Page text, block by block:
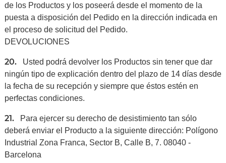
de los Productos y los poseerá desde el momento de la
puesta a disposición del Pedido en la dirección indicada en
el proceso de solicitud del Pedido.
DEVOLUCIONES
20.
Usted podrá devolver los Productos sin tener que dar
ningún tipo de explicación dentro del plazo de 14 días desde
la fecha de su recepción y siempre que éstos estén en
perfectas condiciones.
21.
Para ejercer su derecho de desistimiento tan sólo
deberá enviar el Producto a la siguiente dirección: Polígono
Industrial Zona Franca, Sector B, Calle B, 7. 08040 -
Barcelona